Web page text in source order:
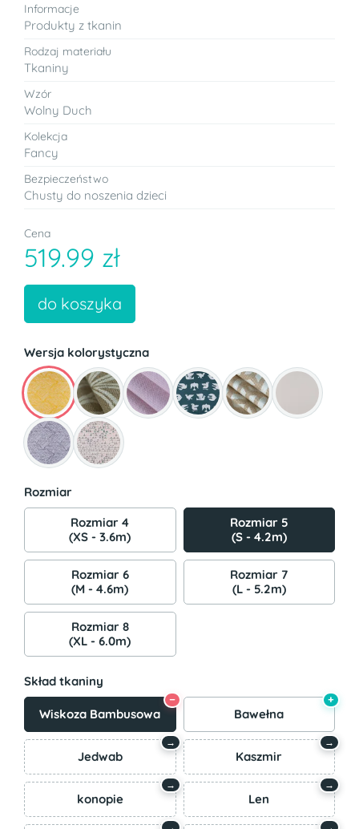
Informacje
Produkty z tkanin
Rodzaj materiału
Tkaniny
Wzór
Wolny Duch
Kolekcja
Fancy
Bezpieczeństwo
Chusty do noszenia dzieci
Cena
519.99 zł
do koszyka
Wersja kolorystyczna
Rozmiar
Rozmiar 4
(XS - 3.6m)
Rozmiar 5
(S - 4.2m)
Rozmiar 6
(M - 4.6m)
Rozmiar 7
(L - 5.2m)
Rozmiar 8
(XL - 6.0m)
Skład tkaniny
Wiskoza Bambusowa
−
Bawełna
+
Jedwab
→
Kaszmir
→
konopie
→
Len
→